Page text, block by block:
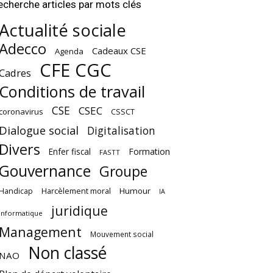
articles par mots clés
sociale
Agenda Cadeaux CSE
CFE CGC
de travail
CSE CSEC CSSCT
social Digitalisation
Enfer fiscal FASTT Formation
Groupe
Harcèlement moral Humour IA
juridique
Mouvement social
Non classé